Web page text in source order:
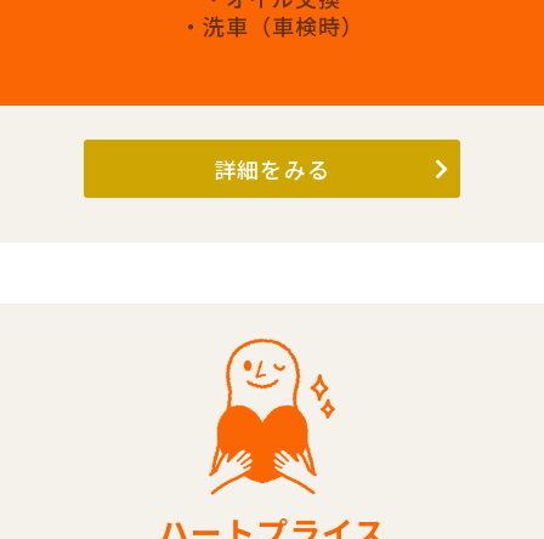
・洗車（車検時）
詳細をみる